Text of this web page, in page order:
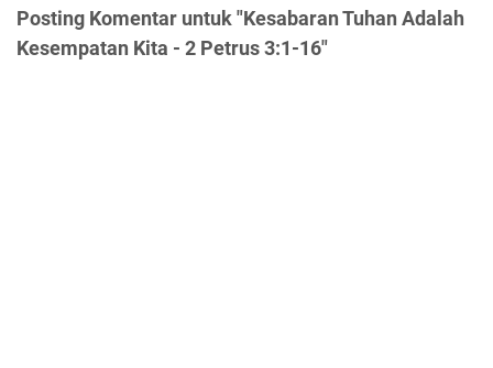
Posting Komentar untuk "Kesabaran Tuhan Adalah
Kesempatan Kita - 2 Petrus 3:1-16"